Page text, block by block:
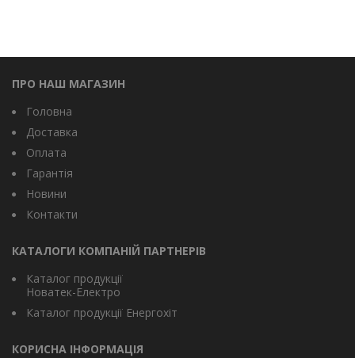
ПРО НАШ МАГАЗИН
Головна
Доставка
Оплата
Гарантія
Новини
Контакти
КАТАЛОГИ КОМПАНІЙ ПАРТНЕРІВ
Каталог продукції
Новатек-Електро
Каталог продукції Енергохіт
КОРИСНА ІНФОРМАЦІЯ